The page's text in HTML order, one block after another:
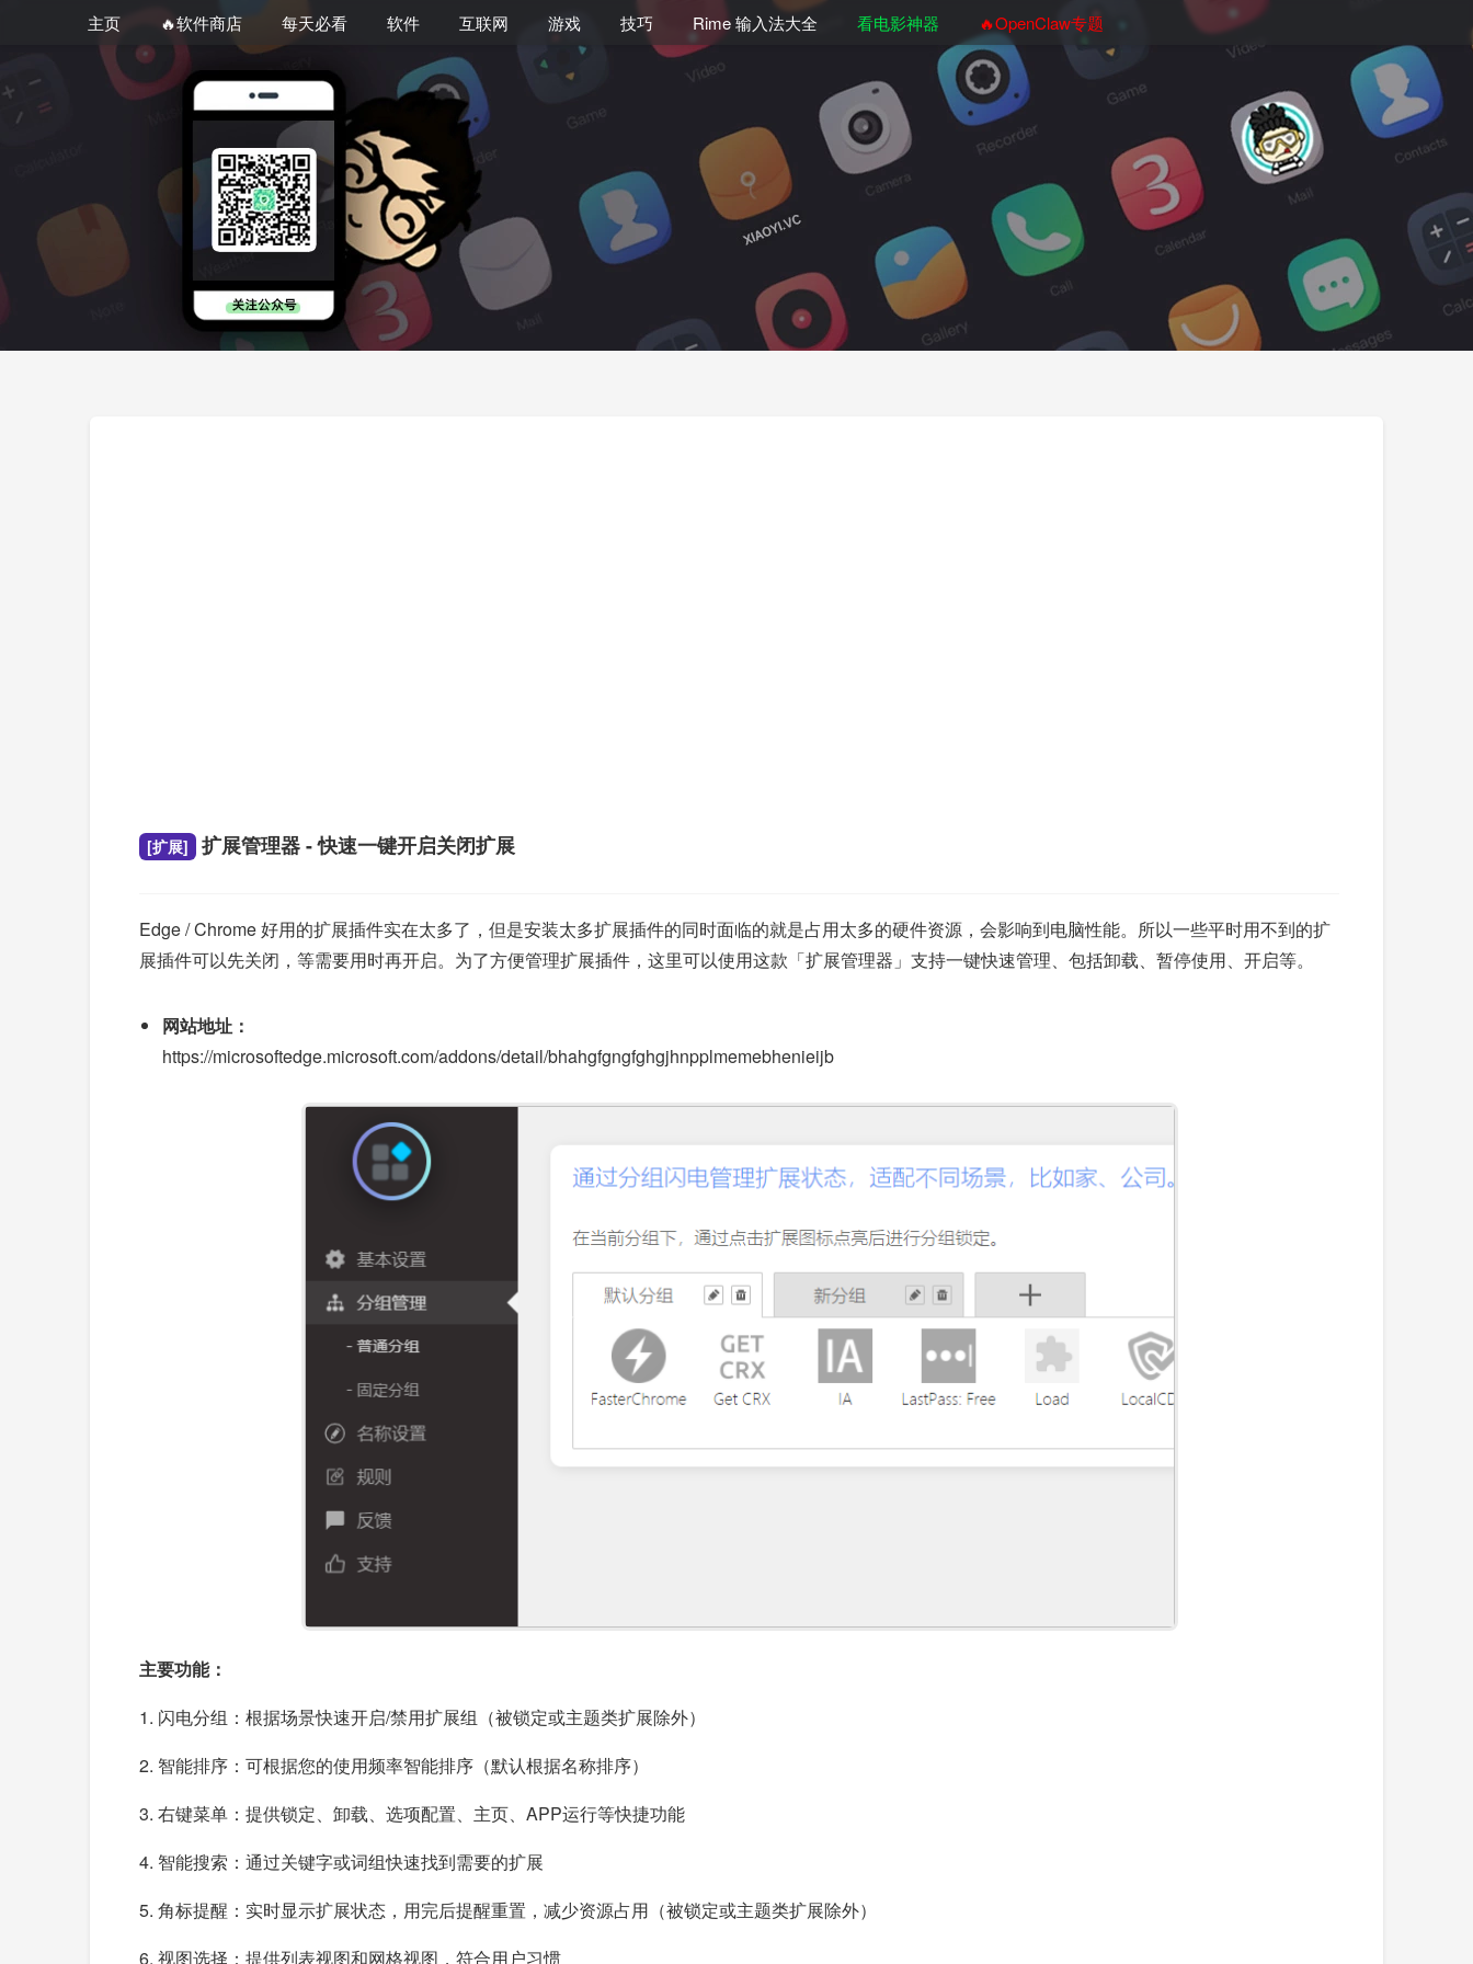
主页 🔥软件商店 每天必看 软件 互联网 游戏 技巧 Rime 输入法大全 看电影神器 🔥OpenClaw专题
[扩展] 扩展管理器 - 快速一键开启关闭扩展
Edge / Chrome 好用的扩展插件实在太多了，但是安装太多扩展插件的同时面临的就是占用太多的硬件资源，会影响到电脑性能。所以一些平时用不到的扩
展插件可以先关闭，等需要用时再开启。为了方便管理扩展插件，这里可以使用这款「扩展管理器」支持一键快速管理、包括卸载、暂停使用、开启等。
网站地址：
https://microsoftedge.microsoft.com/addons/detail/bhahgfgngfghgjhnpplmemebhenieijb
主要功能：
1. 闪电分组：根据场景快速开启/禁用扩展组（被锁定或主题类扩展除外）
2. 智能排序：可根据您的使用频率智能排序（默认根据名称排序）
3. 右键菜单：提供锁定、卸载、选项配置、主页、APP运行等快捷功能
4. 智能搜索：通过关键字或词组快速找到需要的扩展
5. 角标提醒：实时显示扩展状态，用完后提醒重置，减少资源占用（被锁定或主题类扩展除外）
6. 视图选择：提供列表视图和网格视图，符合用户习惯